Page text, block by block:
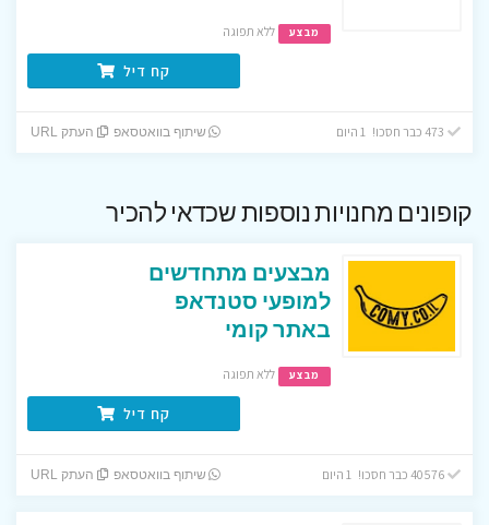
מבצע ללא תפוגה
קח דיל
שיתוף בוואטסאפ העתק URL
קופונים מחנויות נוספות שכדאי להכיר
מבצעים מתחדשים
למופעי סטנדאפ
באתר קומי
מבצע ללא תפוגה
קח דיל
40576 כבר חסכו! 1 היום שיתוף בוואטסאפ העתק URL